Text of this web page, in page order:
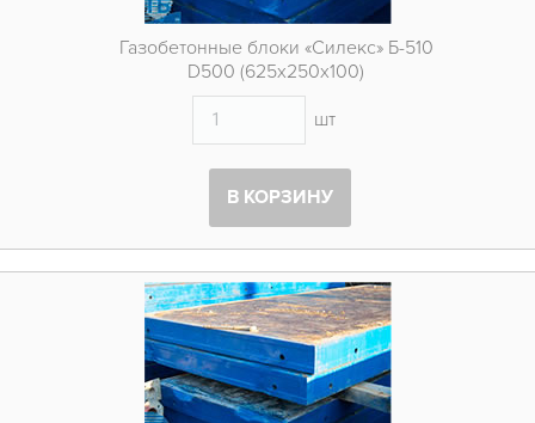
Газобетонные блоки «Силекс» Б-510
D500 (625х250х100)
шт
В КОРЗИНУ